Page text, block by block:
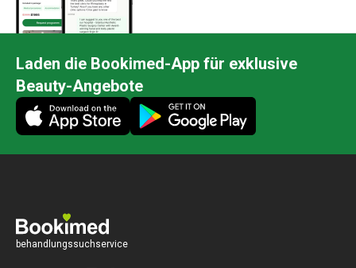
Laden die Bookimed-App für exklusive
Beauty-Angebote
behandlungssuchservice